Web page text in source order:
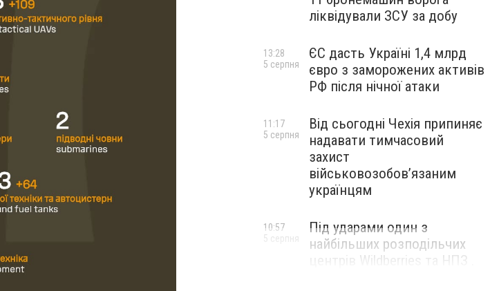
ліквідували ЗСУ за добу
ЄС дасть Україні 1,4 млрд
євро з заморожених активів
РФ після нічної атаки
13:28
5 серпня
Від сьогодні Чехія припиняє
надавати тимчасовий
захист
військовозобов’язаним
українцям
11:17
5 серпня
Під ударами один з
найбільших розподільчих
центрів Wildberries та НПЗ .
10:57
5 серпня